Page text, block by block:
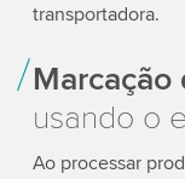
transportadora.
usando o
Ao processar